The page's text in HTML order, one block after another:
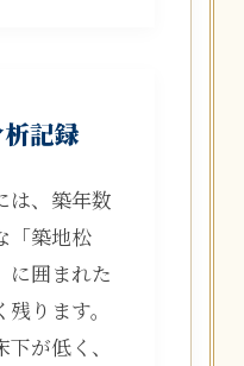
記録
は、築年数
「築地松
に囲まれた
ります。
が低く、